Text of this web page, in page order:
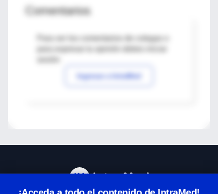
Comentarios
Para ver los comentarios de colegas o
Ingresar a IntraMed